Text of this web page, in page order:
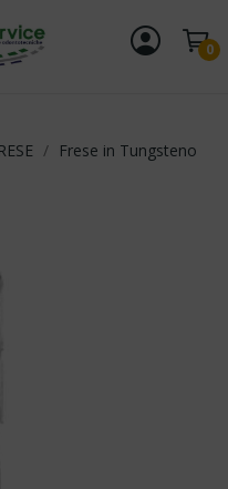
0
Frese in Tungsteno